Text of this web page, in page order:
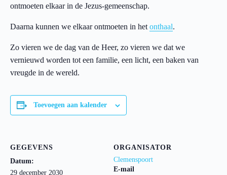
ontmoeten elkaar in de Jezus-gemeenschap.
Daarna kunnen we elkaar ontmoeten in het onthaal.
Zo vieren we de dag van de Heer, zo vieren we dat we
vernieuwd worden tot een familie, een licht, een baken van
vreugde in de wereld.
Toevoegen aan kalender
GEGEVENS
Datum:
29 december 2030
ORGANISATOR
Clemenspoort
E-mail